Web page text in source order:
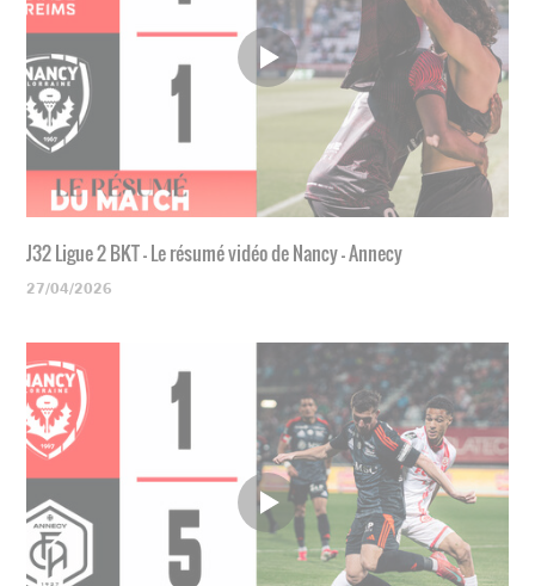
J32 Ligue 2 BKT - Le résumé vidéo de Nancy - Annecy
27/04/2026